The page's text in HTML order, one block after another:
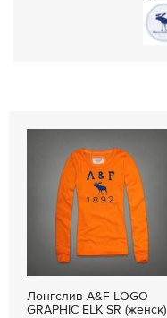
Лонгслив A&F LOGO
GRAPHIC ELK SR (женск)